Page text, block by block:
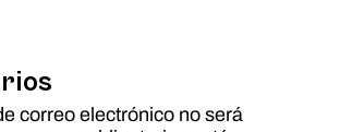
correo electrónico no será